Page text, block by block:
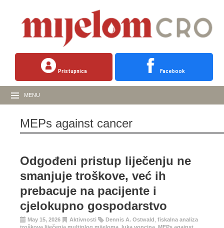
Pristupnica Facebook
MENU
MEPs against cancer
Odgođeni pristup liječenju ne
smanjuje troškove, već ih
prebacuje na pacijente i
cjelokupno gospodarstvo
May 15, 2026 Aktivnosti Dennis A. Ostwald fiskalna analiza